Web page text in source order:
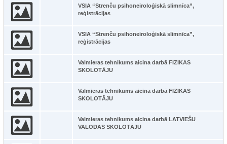
VSIA “Strenču psihoneiroloģiskā slimnīca”,
reģistrācijas
VSIA “Strenču psihoneiroloģiskā slimnīca”,
reģistrācijas
Valmieras tehnikums aicina darbā FIZIKAS
SKOLOTĀJU
Valmieras tehnikums aicina darbā FIZIKAS
SKOLOTĀJU
Valmieras tehnikums aicina darbā LATVIEŠU
VALODAS SKOLOTĀJU